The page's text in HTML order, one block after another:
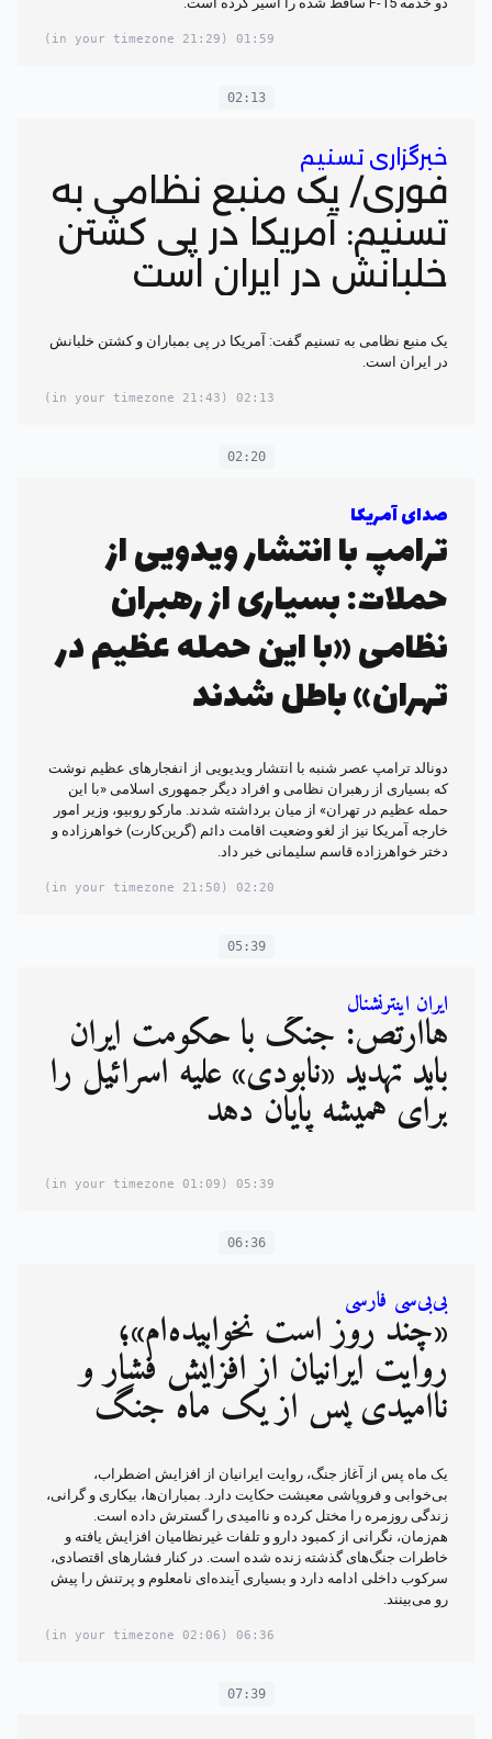
01:59
(21:29 in your timezone)
02:13
خبرگزاری تسنیم
فوری/ یک منبع نظامی به
تسنیم: آمریکا در پی کشتن
خلبانش در ایران است
یک منبع نظامی به تسنیم گفت: آمریکا در پی بمباران و کشتن خلبانش
در ایران است.
02:13
(21:43 in your timezone)
02:20
صدای آمریکا
ترامپ با انتشار ویدویی از
حملات: بسیاری از رهبران
نظامی «با این حمله عظیم در
تهران» باطل شدند
دونالد ترامپ عصر شنبه با انتشار ویدیویی از انفجارهای عظیم نوشت
که بسیاری از رهبران نظامی و افراد دیگر جمهوری اسلامی «با این
حمله عظیم در تهران» از میان برداشته شدند. مارکو روبیو، وزیر امور
خارجه آمریکا نیز از لغو وضعیت اقامت دائم (گرین‌کارت) خواهرزاده و
دختر خواهرزاده قاسم سلیمانی خبر داد.
02:20
(21:50 in your timezone)
05:39
ایران اینترنشنال
هاآرتص: جنگ با حکومت ایران
باید تهدید «نابودی» علیه اسرائیل را
برای همیشه پایان دهد
05:39
(01:09 in your timezone)
06:36
بی‌بی‌سی فارسی
«چند روز است نخوابیده‌ام»؛
روایت ایرانیان از افزایش فشار و
ناامیدی پس از یک ماه جنگ
یک ماه پس از آغاز جنگ، روایت ایرانیان از افزایش اضطراب،
بی‌خوابی و فروپاشی معیشت حکایت دارد. بمباران‌ها، بیکاری و گرانی،
زندگی روزمره را مختل کرده و ناامیدی را گسترش داده است.
هم‌زمان، نگرانی از کمبود دارو و تلفات غیرنظامیان افزایش یافته و
خاطرات جنگ‌های گذشته زنده شده است. در کنار فشارهای اقتصادی،
سرکوب داخلی ادامه دارد و بسیاری آینده‌ای نامعلوم و پرتنش را پیش
رو می‌بینند.
06:36
(02:06 in your timezone)
07:39